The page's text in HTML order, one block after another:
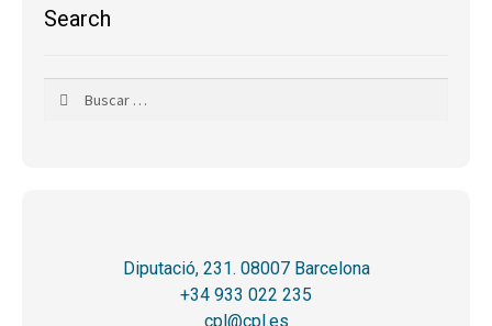
Search
Diputació, 231. 08007 Barcelona
+34 933 022 235
cpl@cpl.es